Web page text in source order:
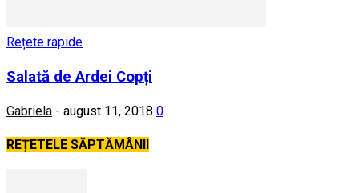
Rețete rapide
Salată de Ardei Copți
Gabriela - august 11, 2018 0
REȚETELE SĂPTĂMÂNII